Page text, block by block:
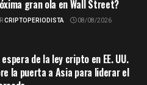
gran ola en Wall Street?
CRIPTOPERIODISTA 08/08/2026
espera de la ley cripto en EE. UU.
la puerta a Asia para liderar el